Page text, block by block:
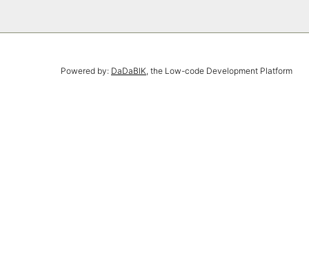
Powered by: DaDaBIK, the Low-code Development Platform